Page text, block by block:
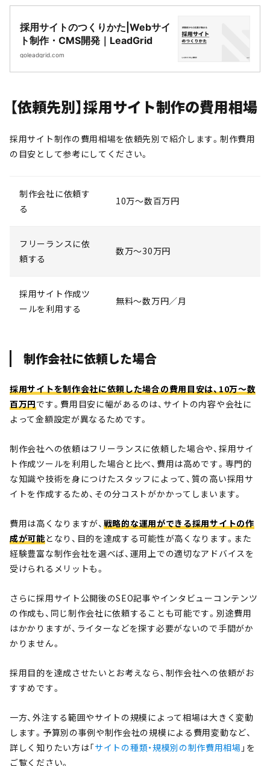
採用サイトのつくりかた|Webサイ
ト制作・CMS開発｜LeadGrid
goleadgrid.com
【依頼先別】採用サイト制作の費用相場
採用サイト制作の費用相場を依頼先別で紹介します。制作費用
の目安として参考にしてください。
制作会社に依頼す
る
10万〜数百万円
フリーランスに依
頼する
数万〜30万円
採用サイト作成ツ
ールを利用する
無料〜数万円／月
制作会社に依頼した場合
採用サイトを制作会社に依頼した場合の費用目安は、10万〜数
百万円です。費用目安に幅があるのは、サイトの内容や会社に
よって金額設定が異なるためです。
制作会社への依頼はフリーランスに依頼した場合や、採用サイ
ト作成ツールを利用した場合と比べ、費用は高めです。専門的
な知識や技術を身につけたスタッフによって、質の高い採用サ
イトを作成するため、その分コストがかかってしまいます。
費用は高くなりますが、 戦略的な運用ができる採用サイトの作
成が可能となり、目的を達成する可能性が高くなります。また
経験豊富な制作会社を選べば、運用上での適切なアドバイスを
受けられるメリットも。
さらに採用サイト公開後のSEO記事やインタビューコンテンツ
の作成も、同じ制作会社に依頼することも可能です。別途費用
はかかりますが、ライターなどを探す必要がないので手間がか
かりません。
採用目的を達成させたいとお考えなら、制作会社への依頼がお
すすめです。
一方、外注する範囲やサイトの規模によって相場は大きく変動
します。予算別の事例や制作会社の規模による費用変動など、
詳しく知りたい方は「サイトの種類・規模別の制作費用相場 」を
ご覧ください。